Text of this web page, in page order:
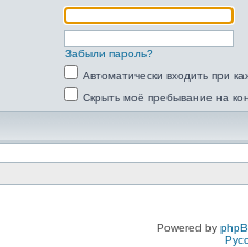
Забыли пароль?
Автоматически входить при
Скрыть моё пребывание на
Powered by